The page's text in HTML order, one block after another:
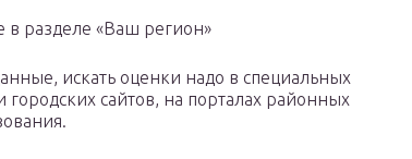
в разделе «Ваш регион»
искать оценки надо в специальных
сайтов, на порталах районных